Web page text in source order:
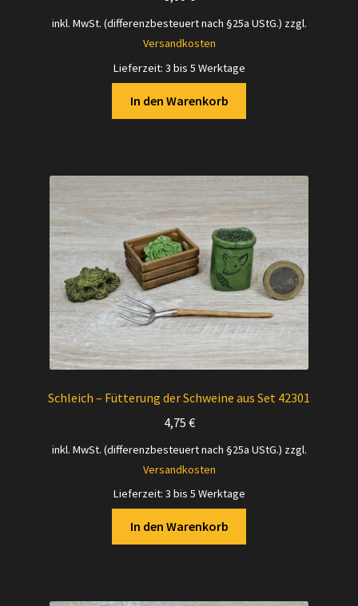
inkl. MwSt. (differenzbesteuert nach §25a UStG.) zzgl.
Versandkosten
Lieferzeit: 3 bis 5 Werktage
In den Warenkorb
Schleich – Fütterung der Schweine aus Set 42301
4,75 €
inkl. MwSt. (differenzbesteuert nach §25a UStG.) zzgl.
Versandkosten
Lieferzeit: 3 bis 5 Werktage
In den Warenkorb